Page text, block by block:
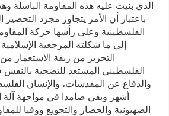
الذي بنيت عليه هذه المقاومة الباسلة
باعتبار أن الأمر يتجاوز مجرد
الفلسطينية وعلى رأسها حركة
إلى ما شكلته المرجعية
التحرير من ربقة الاستعمار
الفلسطيني المستعد للتضحية
والدفاع عن المقدسات، والإنسان
أشهر وبقي صامدا في مواجهة آلة
الصهيونية والحصار والتجويع ووفيا